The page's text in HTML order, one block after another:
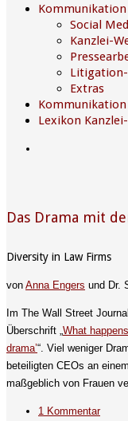
Kommunikation
Social
Kanzlei-
Litigation-
Extras
Kommunikation
Lexikon
Das Drama mit
Diversity in Law Firms
von Anna Engers und Dr.
Im The Wall Street
Überschrift „ What
drama’“. Viel weniger
beteiligten CEOs an
maßgeblich von Frauen
1 Kommentar